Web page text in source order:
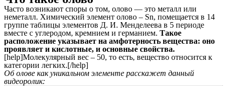
Часто возникают споры о том, олово — это металл или
неметалл. Химический элемент олово – Sn, помещается в 14
группе таблицы элементов Д. И. Менделеева в 5 периоде
вместе с углеродом, кремнием и германием. Такое
расположение указывает на амфотерность вещества: оно
проявляет и кислотные, и основные свойства.
[help]Молекулярный вес – 50, то есть, вещество относится к
категории легких.[/help]
Об олове как уникальном элементе расскажет данный
видеоролик: